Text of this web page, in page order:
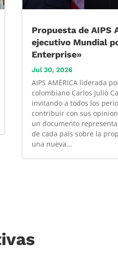
Propuesta de AIPS
ejecutivo Mundial
Enterprise»
Jul 30, 2026
AIPS AMÉRICA liderada
colombiano Carlos Julio
invitando a todos los
contribuir con sus
un documento
de cada país sobre la
una nueva...